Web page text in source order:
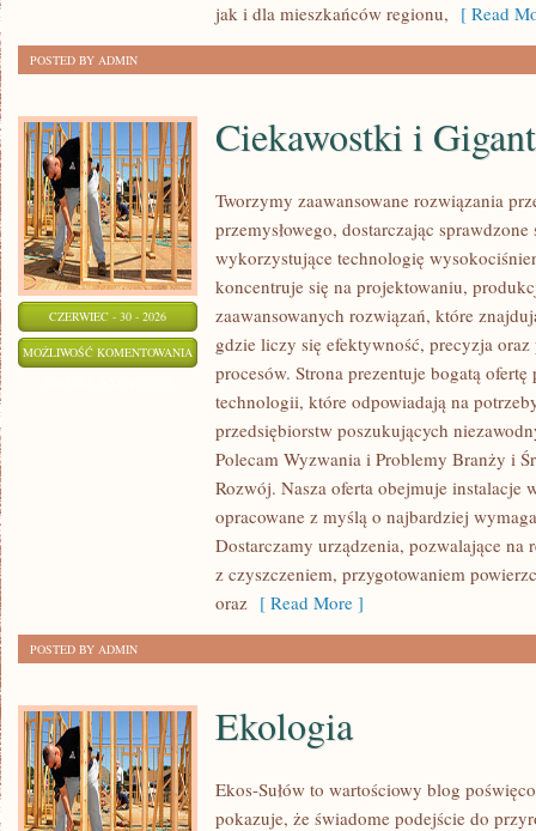
jak i dla mieszkańców regionu, [ Read
POSTED BY ADMIN
CZERWIEC - 30 - 2026
MOŻLIWOŚĆ KOMENTOWANIA CIEKAWOSTKI
GIGANTY
ŚWIATA
Ciekawostki i
Tworzymy zaawansowane rozwiązania
przemysłowego, dostarczając
wykorzystujące technologię
koncentruje się na projektowaniu,
zaawansowanych rozwiązań, które
gdzie liczy się efektywność, precyzja
procesów. Strona prezentuje bogatą ofertę
technologii, które odpowiadają na
przedsiębiorstw poszukujących
Polecam Wyzwania i Problemy Branży i
Rozwój. Nasza oferta obejmuje instalacje
opracowane z myślą o najbardziej
Dostarczamy urządzenia, pozwalające na
z czyszczeniem, przygotowaniem
oraz [ Read More ]
POSTED BY ADMIN
Ekologia
Ekos-Sułów to wartościowy blog
pokazuje, że świadome podejście do